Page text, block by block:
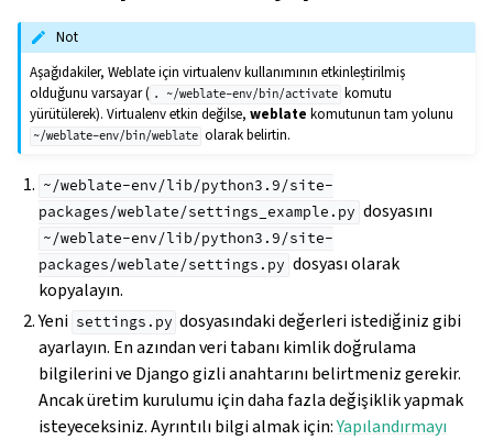
Not
Aşağıdakiler, Weblate için virtualenv kullanımının etkinleştirilmiş
olduğunu varsayar ( . ~/weblate-env/bin/activate komutu
yürütülerek). Virtualenv etkin değilse,weblate komutunun tam yolunu
~/weblate-env/bin/weblate olarak belirtin.
~/weblate-env/lib/python3.9/site-
packages/weblate/settings_example.py dosyasını
~/weblate-env/lib/python3.9/site-
packages/weblate/settings.py dosyası olarak
kopyalayın.
Yeni settings.py dosyasındaki değerleri istediğiniz gibi
ayarlayın. En azından veri tabanı kimlik doğrulama
bilgilerini ve Django gizli anahtarını belirtmeniz gerekir.
Ancak üretim kurulumu için daha fazla değişiklik yapmak
isteyeceksiniz. Ayrıntılı bilgi almak için:Yapılandırmayı